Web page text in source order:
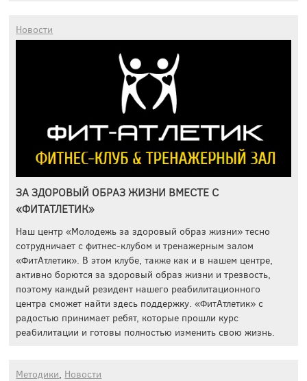
Новости
ЗА ЗДОРОВЫЙ ОБРАЗ ЖИЗНИ ВМЕСТЕ С
«ФИТАТЛЕТИК»
Наш центр «Молодежь за здоровый образ жизни» тесно
сотрудничает с фитнес-клубом и тренажерным залом
«ФитАтлетик». В этом клубе, также как и в нашем центре,
активно борются за здоровый образ жизни и трезвость,
поэтому каждый резидент нашего реабилитационного
центра сможет найти здесь поддержку. «ФитАтлетик» с
радостью принимает ребят, которые прошли курс
реабилитации и готовы полностью изменить свою жизнь.
Методики, Новости